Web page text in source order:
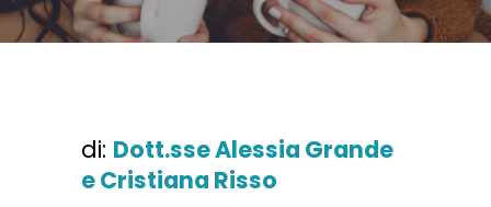
di: Dott.sse Alessia Grande
e Cristiana Risso